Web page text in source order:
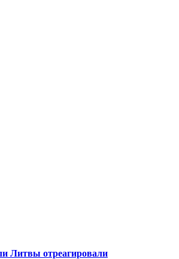
Литвы отреагировали